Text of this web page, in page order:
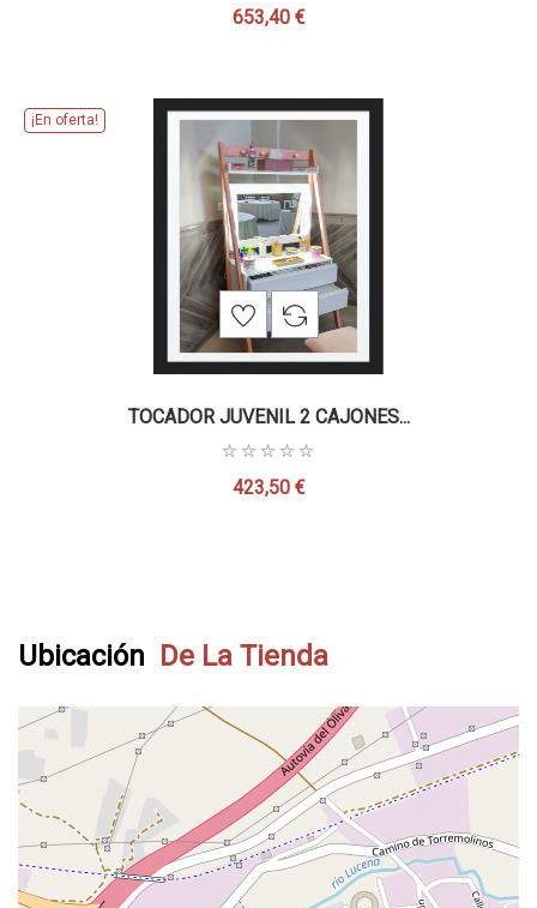
Precio
653,40 €
TOCADOR JUVENIL 2 CAJONES...
Precio
423,50 €
¡En oferta!
Ubicación De La Tienda